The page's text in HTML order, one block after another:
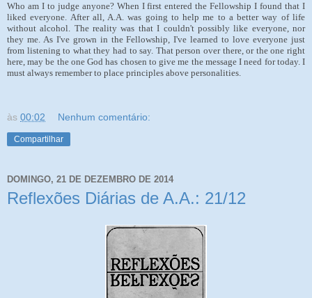
Who am I to judge anyone? When I first entered the Fellowship I found that I
liked everyone. After all, A.A. was going to help me to a better way of life
without alcohol. The reality was that I couldn't possibly like everyone, nor
they me. As I've grown in the Fellowship, I've learned to love everyone just
from listening to what they had to say. That person over there, or the one right
here, may be the one God has chosen to give me the message I need for today. I
must always remember to place principles above personalities.
às 00:02 Nenhum comentário:
Compartilhar
DOMINGO, 21 DE DEZEMBRO DE 2014
Reflexões Diárias de A.A.: 21/12